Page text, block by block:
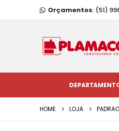
Orçamentos: (51)
HOME LOJA PADRAO